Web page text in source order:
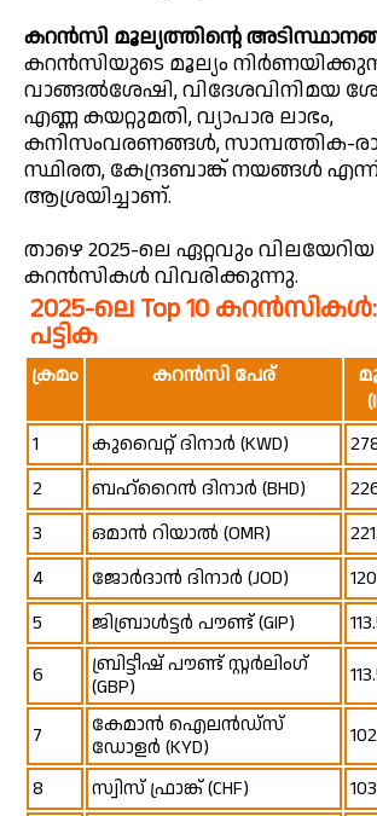
കറൻസി മൂല്യത്തിന്റെ
കറൻസിയുടെ മൂല്യം
വാങ്ങൽശേഷി, വിദേശവിനിമയ
എണ്ണ കയറ്റുമതി, വ്യാപാര ലാഭം,
കനിസംവരണങ്ങൾ, സാമ്പത്തിക-
സ്ഥിരത, കേന്ദ്രബാങ്ക് നയങ്ങൾ
ആശ്രയിച്ചാണ്.
താഴെ 2025-ലെ ഏറ്റവും വിലയേറിയ
കറൻസികൾ വിവരിക്കുന്നു.
2025-ലെ Top 10
പട്ടിക
ക്രമം കറൻസി പേര്
1
കുവൈറ്റ് ദിനാർ (KWD)
2
ബഹ്‌റൈൻ ദിനാർ (BHD)
3
ഒമാൻ റിയാൽ (OMR)
4
ജോർദാൻ ദിനാർ (JOD)
5
ജിബ്രാൾട്ടർ പൗണ്ട് (GIP)
6
ബ്രിട്ടീഷ് പൗണ്ട് സ്റ്റർലിംഗ്
(GBP)
7
കേമാൻ ഐലൻഡ്‌സ്
ഡോളർ (KYD)
8
സ്വിസ് ഫ്രാങ്ക് (CHF)